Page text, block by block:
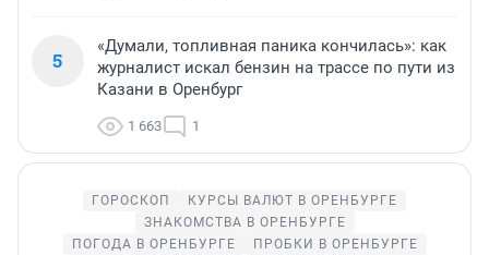
5
«Думали, топливная паника кончилась»: как
журналист искал бензин на трассе по пути из
Казани в Оренбург
1 663 1
ГОРОСКОП
КУРСЫ ВАЛЮТ В ОРЕНБУРГЕ
ЗНАКОМСТВА В ОРЕНБУРГЕ
ПОГОДА В ОРЕНБУРГЕ
ПРОБКИ В ОРЕНБУРГЕ